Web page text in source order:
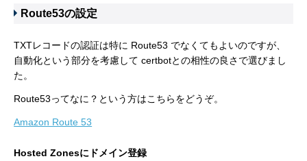
Route53の設定
TXTレコードの認証は特に Route53 でなくてもよいのですが、
自動化という部分を考慮して certbotとの相性の良さで選びまし
た。
Route53ってなに？という方はこちらをどうぞ。
Amazon Route 53
Hosted Zonesにドメイン登録